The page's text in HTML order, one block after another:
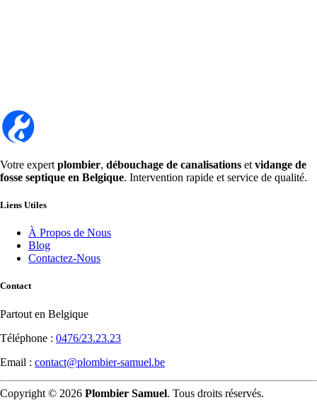
Votre expert plombier, débouchage de canalisations et vidange de
fosse septique en Belgique. Intervention rapide et service de qualité.
Liens Utiles
À Propos de Nous
Blog
Contactez-Nous
Contact
Partout en Belgique
Téléphone : 0476/23.23.23
Email : contact@plombier-samuel.be
Copyright © 2026 Plombier Samuel. Tous droits réservés.